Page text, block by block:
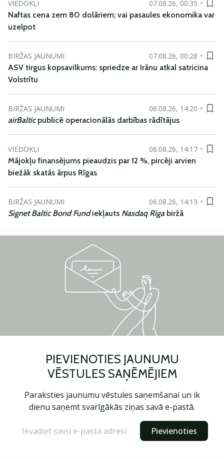
VIEDOKĻI
07.08.26, 00:35
Naftas cena zem 80 dolāriem; vai pasaules ekonomika var
uzelpot
BIRŽAS JAUNUMI
07.08.26, 00:28
ASV tirgus kopsavilkums: spriedze ar Irānu atkal satricina
Volstrītu
BIRŽAS JAUNUMI
06.08.26, 14:20
airBalticpublicē operacionālās darbības rādītājus
VIEDOKĻI
06.08.26, 14:17
Mājokļu finansējums pieaudzis par 12 %, pircēji arvien
biežāk skatās ārpus Rīgas
BIRŽAS JAUNUMI
06.08.26, 14:13
Signet Baltic Bond Fundiekļauts Nasdaq Riga biržā
PIEVIENOTIES JAUNUMU
VĒSTULES SAŅĒMĒJIEM
Paraksties jaunumu vēstules saņemšanai un ik
dienu saņemt svarīgākās ziņas savā e-pastā.
Pievienoties